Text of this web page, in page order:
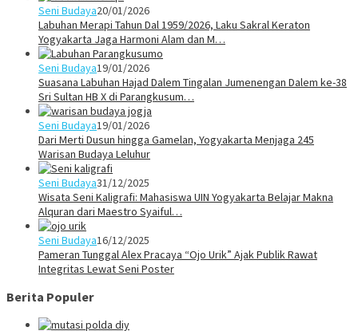
Seni Budaya20/01/2026
Labuhan Merapi Tahun Dal 1959/2026, Laku Sakral Keraton
Yogyakarta Jaga Harmoni Alam dan M…
Seni Budaya19/01/2026
Suasana Labuhan Hajad Dalem Tingalan Jumenengan Dalem ke-38
Sri Sultan HB X di Parangkusum…
Seni Budaya19/01/2026
Dari Merti Dusun hingga Gamelan, Yogyakarta Menjaga 245
Warisan Budaya Leluhur
Seni Budaya31/12/2025
Wisata Seni Kaligrafi: Mahasiswa UIN Yogyakarta Belajar Makna
Alquran dari Maestro Syaiful…
Seni Budaya16/12/2025
Pameran Tunggal Alex Pracaya “Ojo Urik” Ajak Publik Rawat
Integritas Lewat Seni Poster
Berita Populer